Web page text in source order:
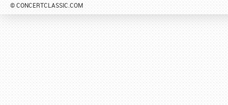
© CONCERTCLASSIC.COM